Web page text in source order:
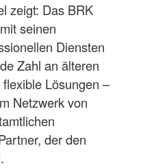
zeigt: Das BRK
seinen
Diensten
Zahl an älteren
Lösungen –
Netzwerk von
der den